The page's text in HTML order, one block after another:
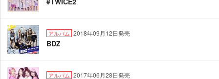
アルバム 2018年09月12日発売
BDZ
アルバム 2017年06月28日発売